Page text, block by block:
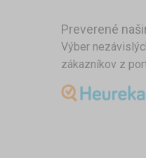
Preverené
Výber
zákazníkov z